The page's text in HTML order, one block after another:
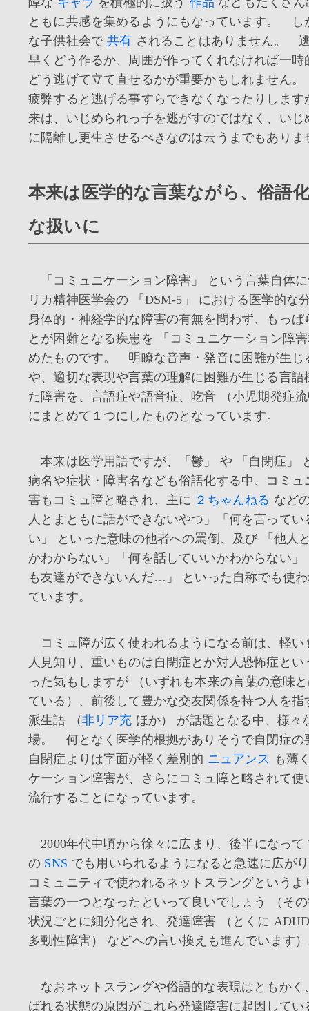
ともに共感を集めるようにもなっています。 し
な子供社会で共有 されることはありません。
早くどう作るか、周囲が作ってくれなければ一時
どう逃げて立て直せるかが重要かもしれません
疲弊すると逃げる事すらできなくなったりしま
来は、いじめられっ子を逃がすのではなく、いじ
に隔離し更生させるべきなのは云うまでもありま
本来は医学的な言葉ながら、俗語
な扱いに
「コミュニケーション障害」 という言葉自体
リカ精神医学会の 「DSM-5」 における医学的な
身体的・神経学的な障害の有無を問わず、もっぱ
とが困難となる疾患を 「コミュニケーション障
めたものです。 明瞭な音声・発音に困難が生じ
や、適切な表現や言葉の理解に困難が生じる言語
た障害を、言語症や語音症、吃音 （小児期発症
にまとめて１つにしたものとなっています。
本来は医学用語ですが、「鬱」 や 「自閉症」
病名や症状・障害名なども俗語化する中、コミュ
害もコミュ障と略され、主に ２ちゃんねる など
人とまともに話ができないやつ」「何を言ってい
い」 といった意味の他者への罵倒、及び 「他人
かわからない」「何を話していいかわからない」
も友達ができないんだ…」 といった自称でも使
ています。
コミュ障が広く使われるようになる前は、軽い
人見知り、重いものは自閉症とか対人恐怖症とい
った気もしますが （いずれも本来の言葉の意味
ている）、前後して豊かな交友関係を持つ人を指
派生語 （非リア充 ほか） が話題となる中、様々
場。 何となく医学的根拠がありそうで自閉症の
自閉症よりは字面が軽く差別的 ニュアンス も薄
ケーション障害が、さらにコミュ障と略されて使
流行することになっています。
2000年代中頃から徐々に広まり、後半になって
の SNS でも用いられるようになると急速に広が
コミュニティで使われるネットスラングというよ
言葉の一つとなったといって良いでしょう （そ
状況ごとに細分化され、発達障害 （とくに
多動性障害） などへの言い換えも進んでいます
なおネットスラングや俗語的な表現はともかく
ばれる状態の原因がこれら発達障害に起因してい